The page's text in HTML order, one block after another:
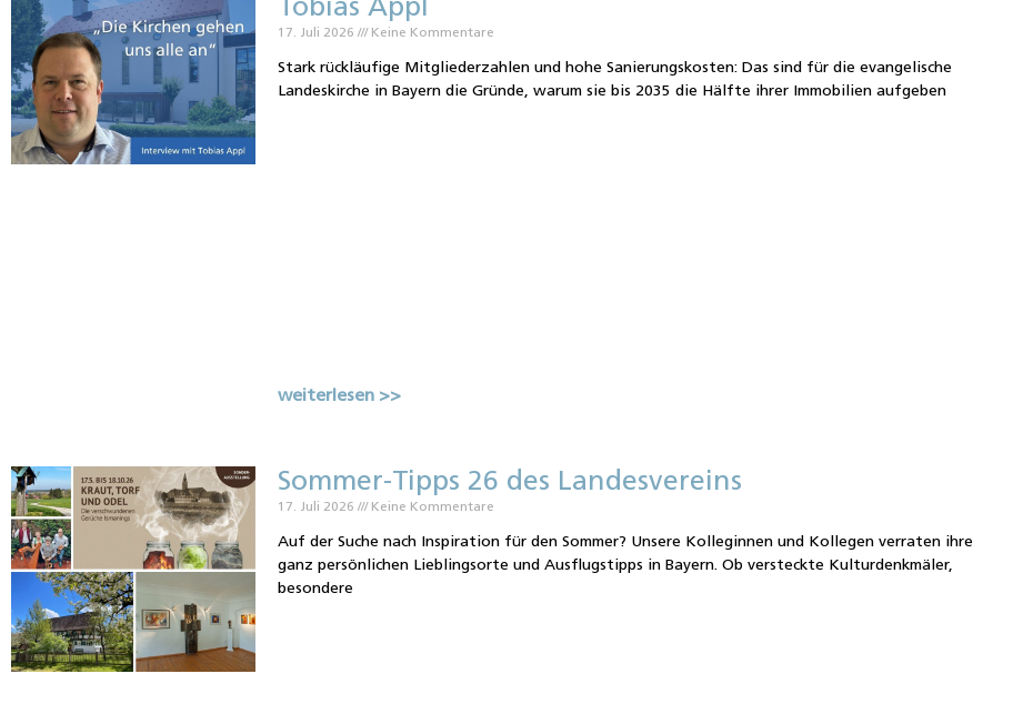
Tobias Appl
17. Juli 2026 Keine Kommentare
Stark rückläufige Mitgliederzahlen und hohe Sanierungskosten: Das sind für die evangelische
Landeskirche in Bayern die Gründe, warum sie bis 2035 die Hälfte ihrer Immobilien aufgeben
weiterlesen >>
Sommer-Tipps 26 des Landesvereins
17. Juli 2026 Keine Kommentare
Auf der Suche nach Inspiration für den Sommer? Unsere Kolleginnen und Kollegen verraten ihre
ganz persönlichen Lieblingsorte und Ausflugstipps in Bayern. Ob versteckte Kulturdenkmäler,
besondere